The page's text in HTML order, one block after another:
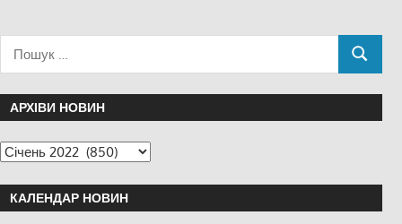
АРХІВИ НОВИН
КАЛЕНДАР НОВИН